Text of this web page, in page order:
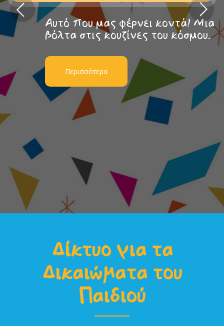
Αυτό που μας φέρνει κοντά! Μια
βόλτα στις κουζίνες του κόσμου.
Περισσότερα
Δίκτυο για τα
Δικαιώµατα του
Παιδιού